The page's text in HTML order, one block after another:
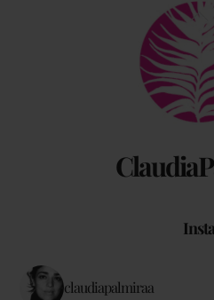
To
Insta
claudiapalmiraa